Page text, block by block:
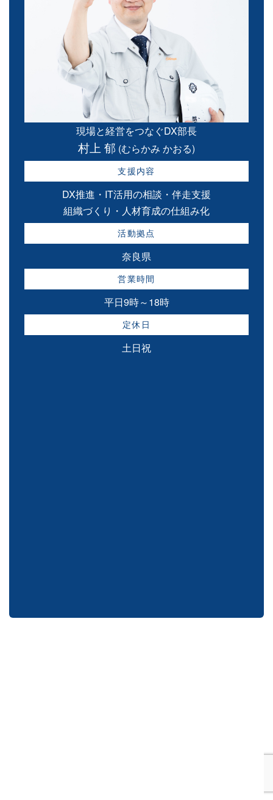
現場と経営をつなぐDX部長
村上 郁 (むらかみ かおる)
支援内容
DX推進・IT活用の相談・伴走支援
組織づくり・人材育成の仕組み化
活動拠点
奈良県
営業時間
平日9時～18時
定休日
土日祝